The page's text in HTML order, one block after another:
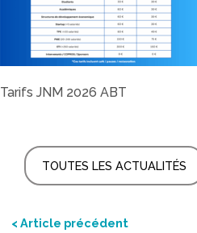
Tarifs JNM 2026 ABT
TOUTES LES ACTUALITÉS
< Article précédent